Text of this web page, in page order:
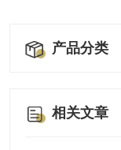
产品分类
相关文章